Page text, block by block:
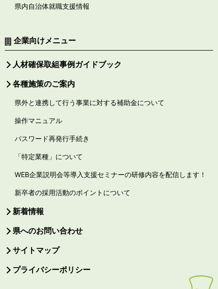
県内自治体就職支援情報
企業向けメニュー
人材確保取組事例ガイドブック
各種施策のご案内
県外と連携して行う事業に対する補助金について
操作マニュアル
パスワード再発行手続き
「特定業種」について
WEB企業説明会等導入支援セミナーの研修内容を配信します！
新卒者の採用活動のポイントについて
新着情報
県へのお問い合わせ
サイトマップ
プライバシーポリシー